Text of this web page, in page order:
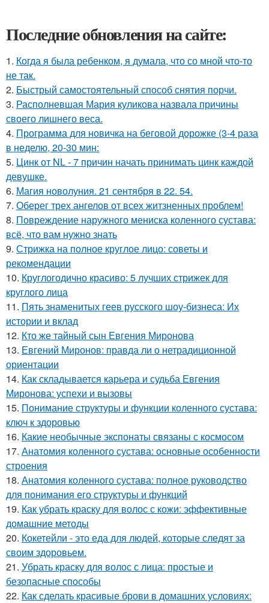
Последние обновления на сайте:
1. Когда я была ребенком, я думала, что со мной что-то
не так.
2. Быстрый самостоятельный способ снятия порчи.
3. Располневшая Мария куликова назвала причины
своего лишнего веса.
4. Программа для новичка на беговой дорожке (3-4 раза
в неделю, 20-30 мин:
5. Цинк от NL - 7 причин начать принимать цинк каждой
девушке.
6. Магия новолуния. 21 сентября в 22. 54.
7. Оберег трех ангелов от всех житзненных проблем!
8. Повреждение наружного мениска коленного сустава:
всё, что вам нужно знать
9. Стрижка на полное круглое лицо: советы и
рекомендации
10. Круглогодично красиво: 5 лучших стрижек для
круглого лица
11. Пять знаменитых геев русского шоу-бизнеса: Их
истории и вклад
12. Кто же тайный сын Евгения Миронова
13. Евгений Миронов: правда ли о нетрадиционной
ориентации
14. Как складывается карьера и судьба Евгения
Миронова: успехи и вызовы
15. Понимание структуры и функции коленного сустава:
ключ к здоровью
16. Какие необычные экспонаты связаны с космосом
17. Анатомия коленного сустава: основные особенности
строения
18. Анатомия коленного сустава: полное руководство
для понимания его структуры и функций
19. Как убрать краску для волос с кожи: эффективные
домашние методы
20. Кокетейли - это еда для людей, которые следят за
своим здоровьем.
21. Убрать краску для волос с лица: простые и
безопасные способы
22. Как сделать красивые брови в домашних условиях: